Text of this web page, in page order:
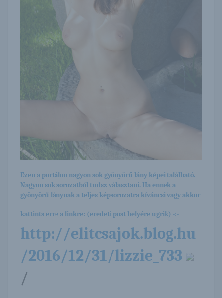
Ezen a portálon nagyon sok gyönyörű lány képei található.
Nagyon sok sorozatból tudsz választani. Ha ennek a
gyönyörű lánynak a teljes képsorozatra kíváncsi vagy akkor
kattints erre a linkre: (eredeti post helyére ugrik) -:-
http://elitcsajok.blog.hu
/2016/12/31/lizzie_733
/